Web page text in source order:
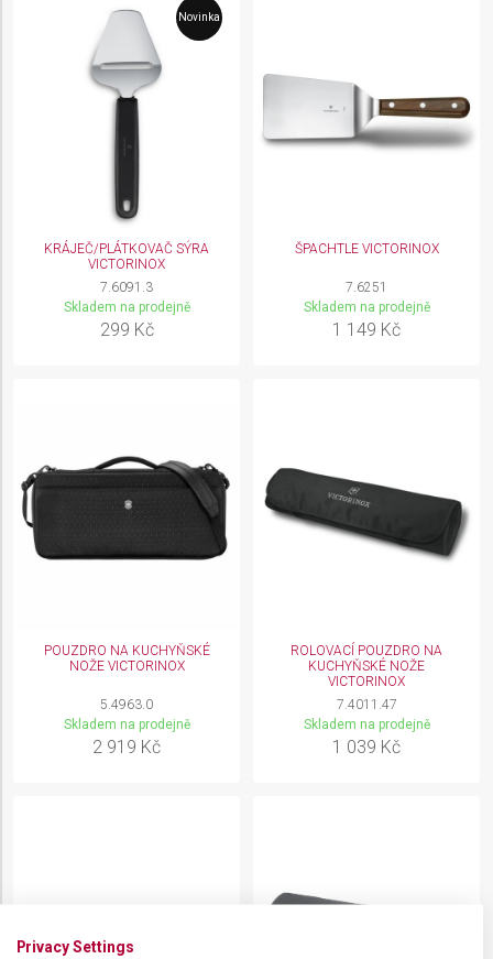
Novinka
KRÁJEČ/PLÁTKOVAČ SÝRA
VICTORINOX
7.6091.3
Skladem na prodejně
299 Kč
ŠPACHTLE VICTORINOX
7.6251
Skladem na prodejně
1 149 Kč
POUZDRO NA KUCHYŇSKÉ
NOŽE VICTORINOX
5.4963.0
Skladem na prodejně
2 919 Kč
ROLOVACÍ POUZDRO NA
KUCHYŇSKÉ NOŽE
VICTORINOX
7.4011.47
Skladem na prodejně
1 039 Kč
Privacy Settings